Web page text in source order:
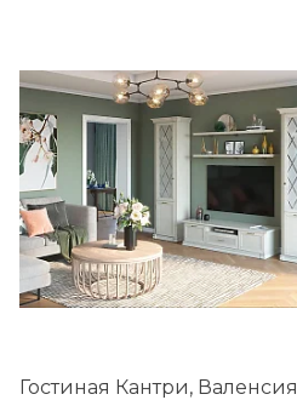
Гостиная Кантри, Валенсия